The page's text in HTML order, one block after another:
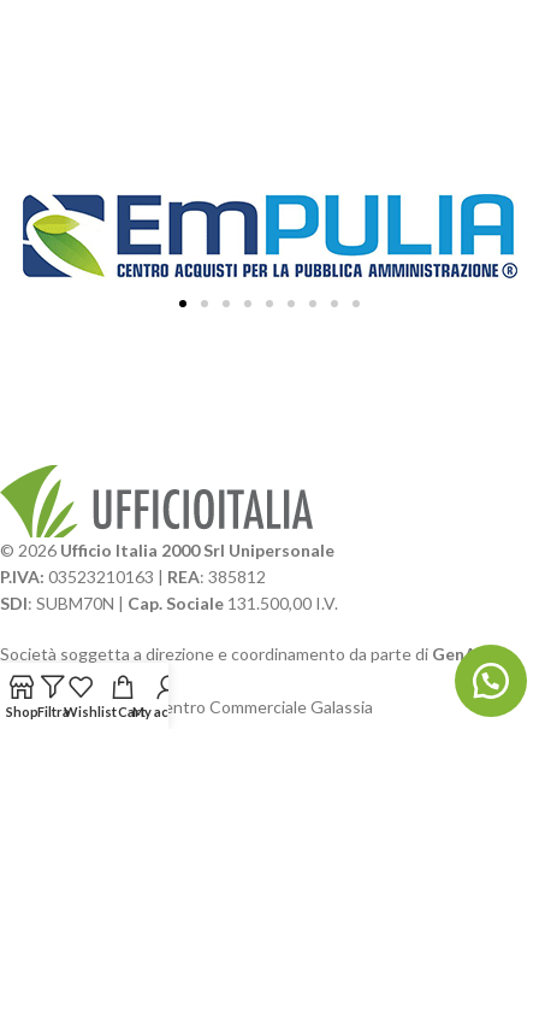
© 2026 Ufficio Italia 2000 Srl Unipersonale
P.IVA: 03523210163 | REA: 385812
SDI: SUBM70N | Cap. Sociale 131.500,00 I.V.
Società soggetta a direzione e coordinamento da parte di GenALFA
Holding srl
Via A. Ponti n. 4 – Centro Commerciale Galassia
ShopFiltraWishlistCartMy account